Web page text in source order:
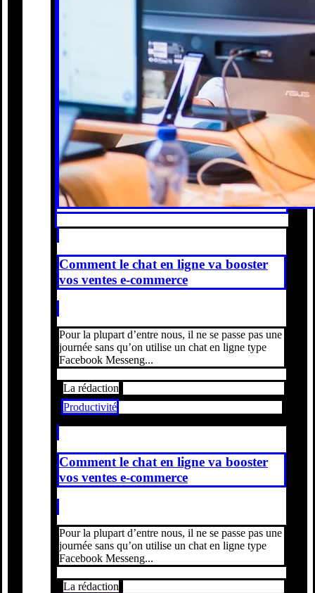
Comment le chat en ligne va booster
vos ventes e-commerce
Pour la plupart d’entre nous, il ne se passe pas une
journée sans qu’on utilise un chat en ligne type
Facebook Messeng...
La rédaction
Productivité
Comment le chat en ligne va booster
vos ventes e-commerce
Pour la plupart d’entre nous, il ne se passe pas une
journée sans qu’on utilise un chat en ligne type
Facebook Messeng...
La rédaction